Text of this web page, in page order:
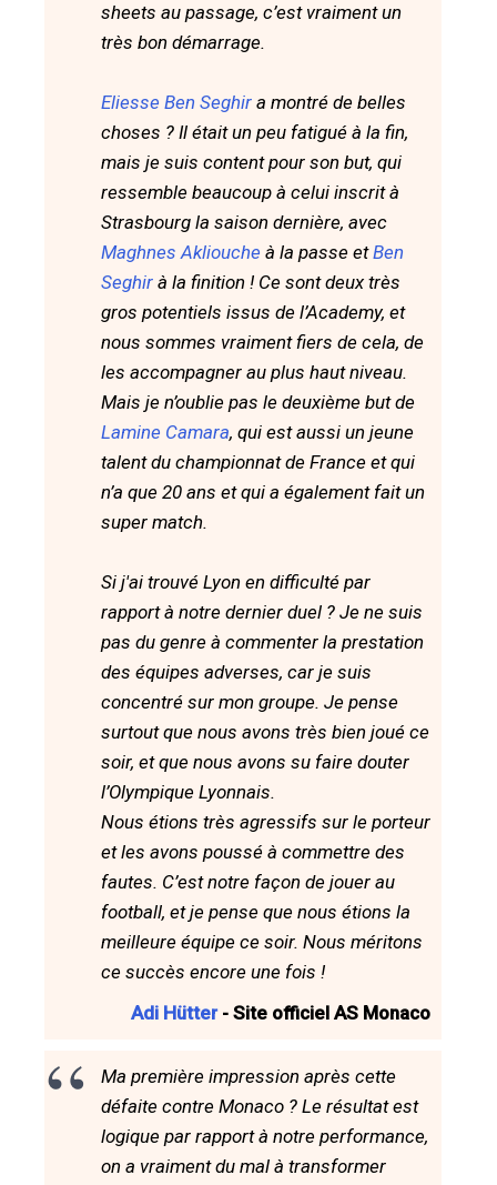
sheets au passage, c’est vraiment un
très bon démarrage.
Eliesse Ben Seghir a montré de belles
choses ? Il était un peu fatigué à la fin,
mais je suis content pour son but, qui
ressemble beaucoup à celui inscrit à
Strasbourg la saison dernière, avec
Maghnes Akliouche à la passe etBen
Seghir à la finition ! Ce sont deux très
gros potentiels issus de l’Academy, et
nous sommes vraiment fiers de cela, de
les accompagner au plus haut niveau.
Mais je n’oublie pas le deuxième but de
Lamine Camara, qui est aussi un jeune
talent du championnat de France et qui
n’a que 20 ans et qui a également fait un
super match.
Si j'ai trouvé Lyon en difficulté par
rapport à notre dernier duel ? Je ne suis
pas du genre à commenter la prestation
des équipes adverses, car je suis
concentré sur mon groupe. Je pense
surtout que nous avons très bien joué ce
soir, et que nous avons su faire douter
l’Olympique Lyonnais.
Nous étions très agressifs sur le porteur
et les avons poussé à commettre des
fautes. C’est notre façon de jouer au
football, et je pense que nous étions la
meilleure équipe ce soir. Nous méritons
ce succès encore une fois !
Adi Hütter- Site officiel AS Monaco
Ma première impression après cette
défaite contre Monaco ? Le résultat est
logique par rapport à notre performance,
on a vraiment du mal à transformer